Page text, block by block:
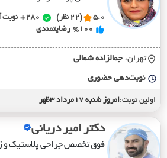
5.0 (22 نظر) 280+
نوبت
%100 رضایتمندی
تهران، جمالزاده شمالي
نوبت‌دهی حضوری
اولین نوبت:امروز شنبه 17مرداد 3ظهر
دکتر امیر دریانی
فوق تخصص جراحی پلاستیک و